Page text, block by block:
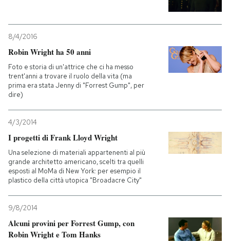
AREA PERSONALE
Entra
8/4/2016
Robin Wright ha 50 anni
Foto e storia di un'attrice che ci ha messo
trent'anni a trovare il ruolo della vita (ma
prima era stata Jenny di "Forrest Gump", per
dire)
4/3/2014
I progetti di Frank Lloyd Wright
Una selezione di materiali appartenenti al più
grande architetto americano, scelti tra quelli
esposti al MoMa di New York: per esempio il
plastico della città utopica "Broadacre City"
9/8/2014
Alcuni provini per Forrest Gump, con
Robin Wright e Tom Hanks